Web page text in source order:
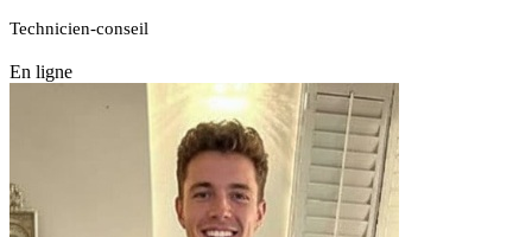
Technicien-conseil
En ligne